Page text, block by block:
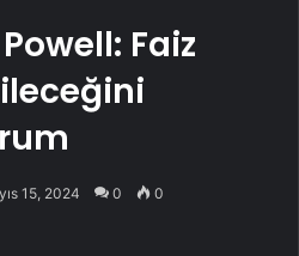
Faiz
15, 2024 0 0